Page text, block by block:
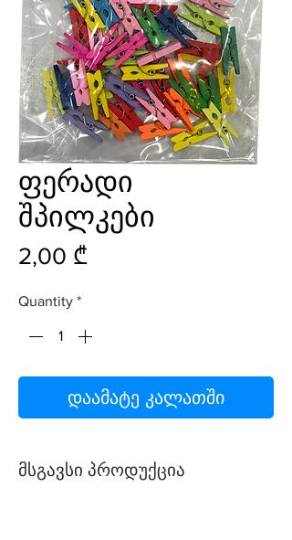
ფერადი
შპილკები
2,00 ₾
Quantity *
დაამატე კალათში
მსგავსი პროდუქცია